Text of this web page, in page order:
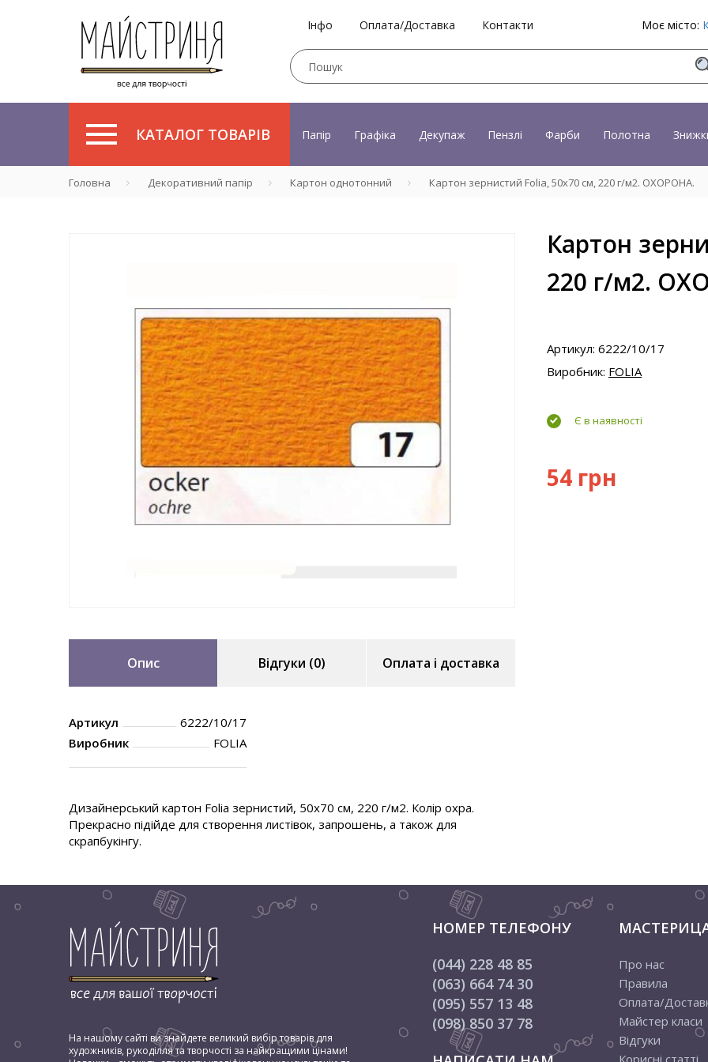
Інфо Оплата/Доставка Контакти Моє місто:
КАТАЛОГ ТОВАРІВ Папір Графіка Декупаж Пензлі Фарби Полотна
Головна Декоративний папір Картон однотонний Картон зернистий Folia, 50х70 см, 220 г/м2. ОХОРОНА.
Опис Відгуки (0) Оплата і доставка
Артикул
6222/10/17
Виробник
FOLIA
Дизайнерський картон Folia зернистий, 50х70 см, 220 г/м2. Колір охра.
Прекрасно підійде для створення листівок, запрошень, а також для
скрапбукінгу.
Картон
220 г/м2.
Артикул: 6222/10/17
Виробник: FOLIA
Є в наявності
54 грн
На нашому сайті ви знайдете великий вибір товарів для
художників, рукоділля та творчості за найкращими цінами!
НОМЕР ТЕЛЕФОНУ
(044) 228 48 85
(063) 664 74 30
(095) 557 13 48
(098) 850 37 78
Про нас
Правила
Оплата/
Майстер класи
Відгуки
Корисні статті